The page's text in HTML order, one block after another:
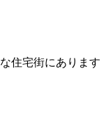
住宅街にあります